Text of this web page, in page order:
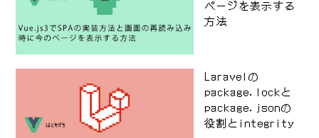
ページを表示する
方法
Laravelの
package.lockと
package.jsonの
役割とintegrity